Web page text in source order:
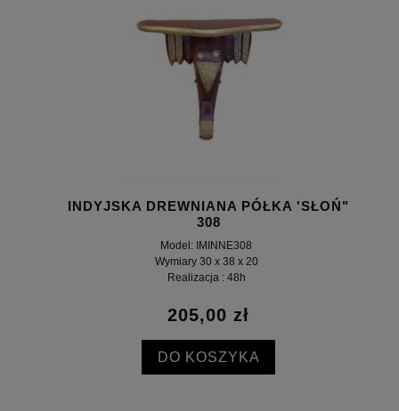
INDYJSKA DREWNIANA PÓŁKA 'SŁOŃ"
308
Model: IMINNE308
Wymiary 30 x 38 x 20
Realizacja : 48h
205,00 zł
DO KOSZYKA